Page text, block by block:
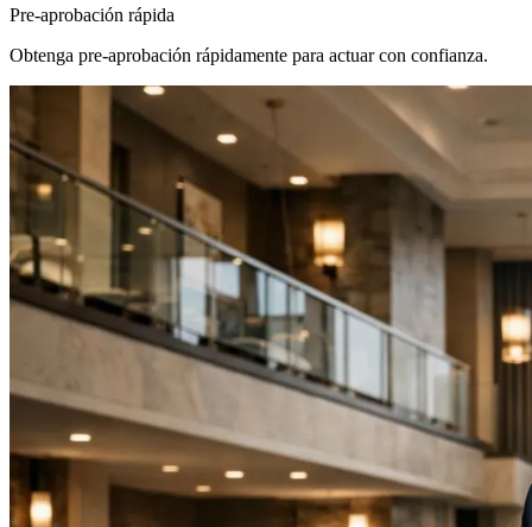
Pre-aprobación rápida
Obtenga pre-aprobación rápidamente para actuar con confianza.